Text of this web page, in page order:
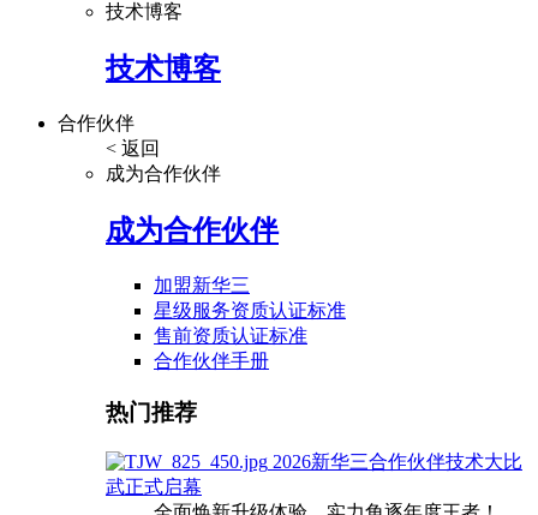
技术博客
技术博客
合作伙伴
< 返回
成为合作伙伴
成为合作伙伴
加盟新华三
星级服务资质认证标准
售前资质认证标准
合作伙伴手册
热门推荐
2026新华三合作伙伴技术大比
武正式启幕